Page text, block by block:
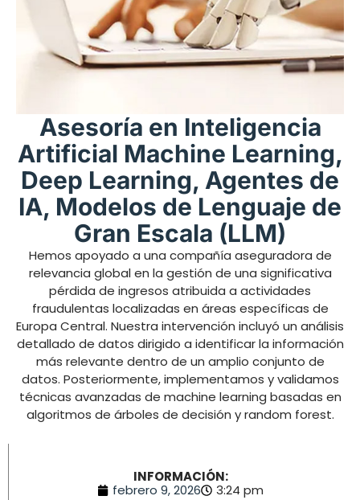
Asesoría en Inteligencia
Artificial Machine Learning,
Deep Learning, Agentes de
IA, Modelos de Lenguaje de
Gran Escala (LLM)
Hemos apoyado a una compañía aseguradora de
relevancia global en la gestión de una significativa
pérdida de ingresos atribuida a actividades
fraudulentas localizadas en áreas específicas de
Europa Central. Nuestra intervención incluyó un análisis
detallado de datos dirigido a identificar la información
más relevante dentro de un amplio conjunto de
datos. Posteriormente, implementamos y validamos
técnicas avanzadas de machine learning basadas en
algoritmos de árboles de decisión y random forest.
INFORMACIÓN:
febrero 9, 2026
3:24 pm